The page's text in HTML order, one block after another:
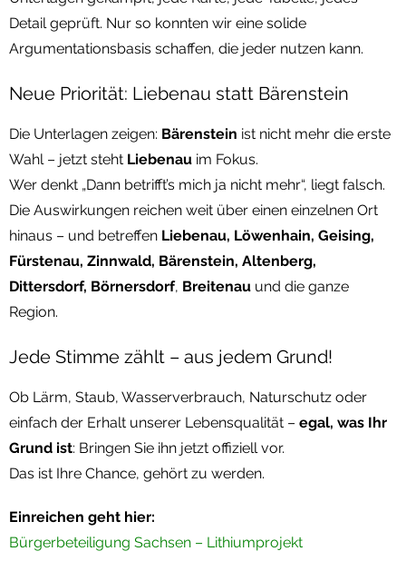
Detail geprüft. Nur so konnten wir eine solide
Argumentationsbasis schaffen, die jeder nutzen kann.
Neue Priorität: Liebenau statt Bärenstein
Die Unterlagen zeigen: Bärenstein ist nicht mehr die erste
Wahl – jetzt steht Liebenau im Fokus.
Wer denkt „Dann betrifft’s mich ja nicht mehr“, liegt falsch.
Die Auswirkungen reichen weit über einen einzelnen Ort
hinaus – und betreffen Liebenau, Löwenhain, Geising,
Fürstenau, Zinnwald, Bärenstein, Altenberg,
Dittersdorf, Börnersdorf, Breitenau und die ganze
Region.
Jede Stimme zählt – aus jedem Grund!
Ob Lärm, Staub, Wasserverbrauch, Naturschutz oder
einfach der Erhalt unserer Lebensqualität – egal, was Ihr
Grund ist: Bringen Sie ihn jetzt offiziell vor.
Das ist Ihre Chance, gehört zu werden.
Einreichen geht hier:
Bürgerbeteiligung Sachsen – Lithiumprojekt